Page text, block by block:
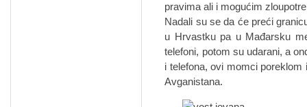
pravima ali i mogućim
Nadali su se da će preći
u Hrvastku pa u Mađarsku
telefoni, potom su udarani, a
i telefona, ovi momci
Avganistana.